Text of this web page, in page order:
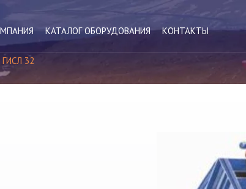
КАТАЛОГ ОБОРУДОВАНИЯ КОНТАКТЫ
ГИСЛ 32